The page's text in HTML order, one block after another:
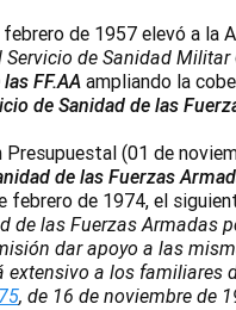
de 1957 elevó a la
Servicio de Sanidad Militar
FF.AA ampliando la
de Sanidad de las
Presupuestal (01 de
de las Fuerzas
febrero de 1974, el
de las Fuerzas Armadas
dar apoyo a las
a los familiares
, de 16 de noviembre de